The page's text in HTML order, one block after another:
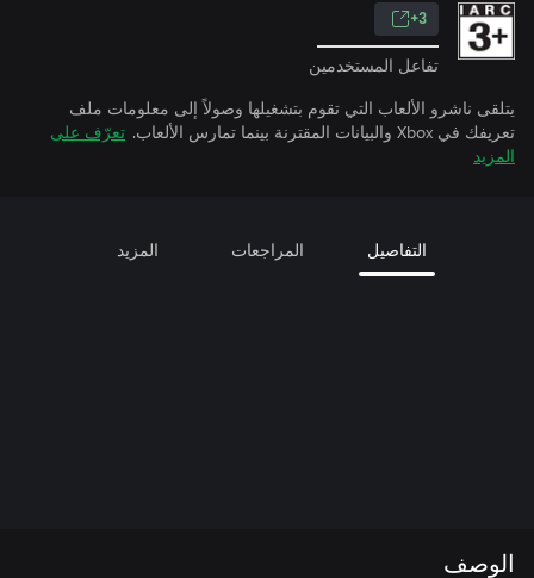
3+
تفاعل المستخدمين
يتلقى ناشرو الألعاب التي تقوم بتشغيلها وصولاً إلى معلومات ملف
تعريفك في Xbox والبيانات المقترنة بينما تمارس الألعاب.
تعرّف على
المزيد
التفاصيل المراجعات المزيد
الوصف